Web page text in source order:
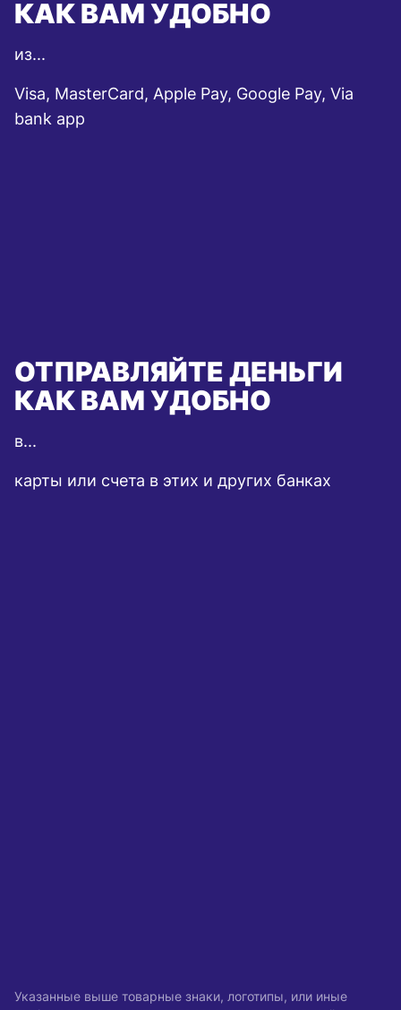
КАК ВАМ УДОБНО
из...
Visa, MasterCard, Apple Pay, Google Pay, Via
bank app
ОТПРАВЛЯЙТЕ ДЕНЬГИ
КАК ВАМ УДОБНО
в...
карты или счета в этих и других банках
Указанные выше товарные знаки, логотипы, или иные